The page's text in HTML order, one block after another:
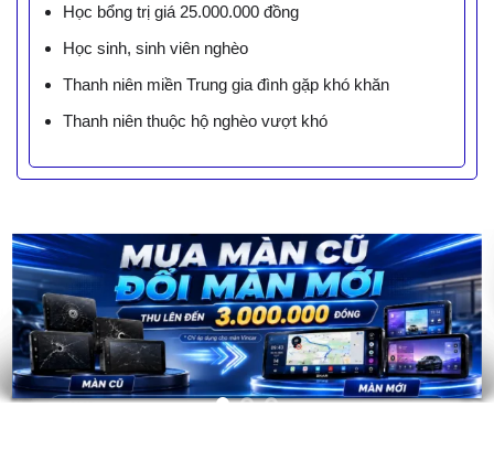
Học bổng trị giá 25.000.000 đồng
Học sinh, sinh viên nghèo
Thanh niên miền Trung gia đình gặp khó khăn
Thanh niên thuộc hộ nghèo vượt khó